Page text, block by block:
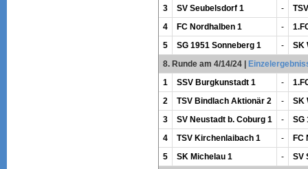
3
SV Seubelsdorf 1 -
4
FC Nordhalben 1 -
5
SG 1951 Sonneberg 1 -
SK
8. Runde am 4/14/24|
1
SSV Burgkunstadt 1 -
2
TSV Bindlach Aktionär 2 -
SK
3
SV Neustadt b. Coburg 1 -
SG
4
TSV Kirchenlaibach 1 -
FC
5
SK Michelau 1 -
SV